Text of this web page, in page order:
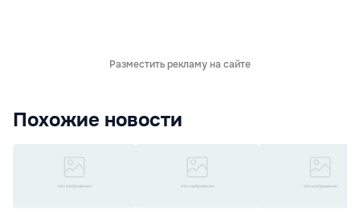
Разместить рекламу на сайте
Похожие новости